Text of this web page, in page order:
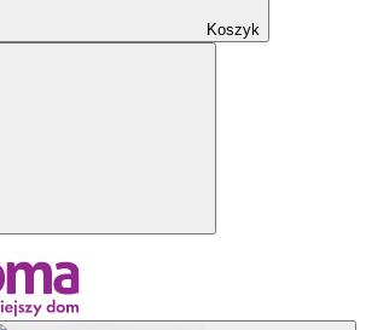
Koszyk